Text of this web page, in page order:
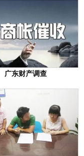
广东财产调查